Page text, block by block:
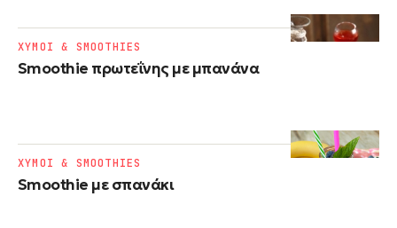
Smoothie πρωτεΐνης με μπανάνα
ΧΥΜΟΙ & SMOOTHIES
Smoothie με σπανάκι
ΧΥΜΟΙ & SMOOTHIES